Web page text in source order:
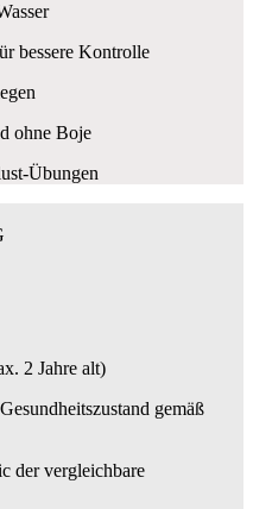
bessere Kontrolle
ohne Boje
Übungen
2 Jahre alt)
gemäß
der vergleichbare